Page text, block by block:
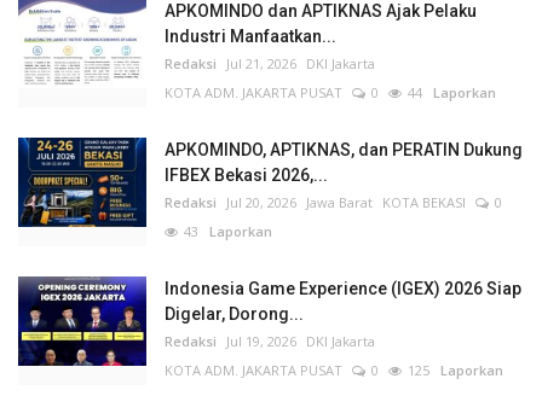
APKOMINDO dan APTIKNAS Ajak Pelaku
Industri Manfaatkan...
Redaksi Jul 21, 2026 DKI Jakarta
KOTA ADM. JAKARTA PUSAT
0 44 Laporkan
APKOMINDO, APTIKNAS, dan PERATIN Dukung
IFBEX Bekasi 2026,...
Redaksi Jul 20, 2026 Jawa Barat KOTA BEKASI
0
43 Laporkan
Indonesia Game Experience (IGEX) 2026 Siap
Digelar, Dorong...
Redaksi Jul 19, 2026 DKI Jakarta
KOTA ADM. JAKARTA PUSAT
0 125 Laporkan